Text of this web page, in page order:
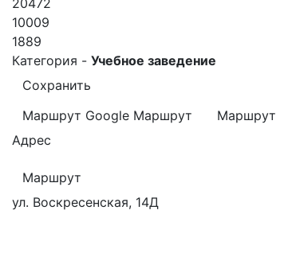
20472
10009
1889
Категория - Учебное заведение
Сохранить
Маршрут Google Маршрут Маршрут
Адрес
Маршрут
ул. Воскресенская, 14Д